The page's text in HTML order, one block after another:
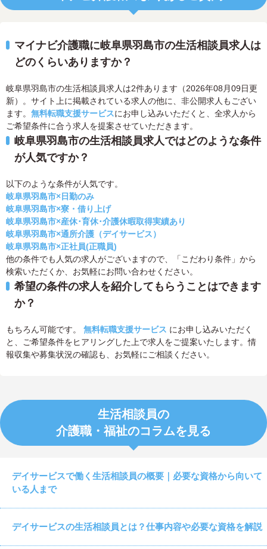
マイナビ介護職に岐阜県羽島市の生活相談員求人は
どのくらいありますか？
岐阜県羽島市の生活相談員求人は2件あります（2026年08月09日更
新）。サイト上に掲載されている求人の他に、非公開求人もござい
ます。 無料転職支援サービスにお申し込みいただくと、全求人から
ご希望条件に合う求人を提案させていただきます。
岐阜県羽島市の生活相談員求人ではどのような条件
が人気ですか？
以下のような条件が人気です。
岐阜県羽島市×日勤のみ
岐阜県羽島市×寮・借り上げ
岐阜県羽島市×産休･育休･介護休暇取得実績あり
岐阜県羽島市×通所介護（デイサービス）
岐阜県羽島市×正社員(正職員)
他の条件でも人気の求人がございますので、「こだわり条件」から
検索いただくか、お気軽にお問い合わせください。
希望の条件の求人を紹介してもらうことはできます
か？
もちろん可能です。 無料転職支援サービス にお申し込みいただく
と、ご希望条件をヒアリングした上で求人をご提案いたします。情
報収集や募集状況の確認も、お気軽にご相談ください。
生活相談員の
介護職・福祉のコラムを見る
デイサービスで働く生活相談員の概要｜必要な資格から向いて
いる人まで
デイサービスの生活相談員とは？仕事内容や必要な資格を解説